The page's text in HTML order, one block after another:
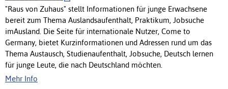
"Raus von Zuhaus" stellt Informationen für junge Erwachsene
bereit zum Thema Auslandsaufenthalt, Praktikum, Jobsuche
imAusland. Die Seite für internationale Nutzer, Come to
Germany, bietet Kurzinformationen und Adressen rund um das
Thema Austausch, Studienaufenthalt, Jobsuche, Deutsch lernen
für junge Leute, die nach Deutschland möchten.
Mehr Info